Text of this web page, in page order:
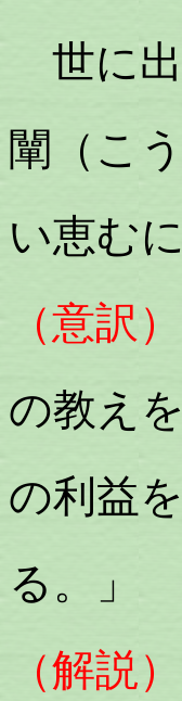
世に出
闡（こ
い恵む
（意訳）
の教え
の利益
る。」
（解説）